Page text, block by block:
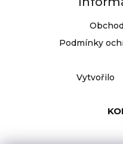
Podmínky
Vytvořilo